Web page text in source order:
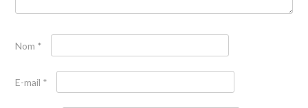
Nom *
E-mail *